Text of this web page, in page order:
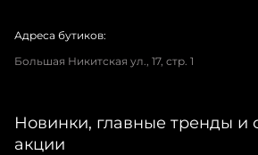
Адреса бутиков:
Большая Никитская ул., 17, стр. 1
Новинки, главные тренды и
акции